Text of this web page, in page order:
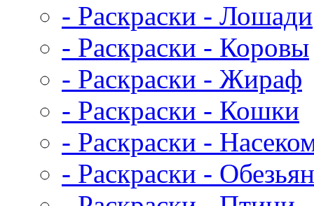
- Раскраски - Лошади
- Раскраски - Коровы
- Раскраски - Жираф
- Раскраски - Кошки
- Раскраски -
- Раскраски -